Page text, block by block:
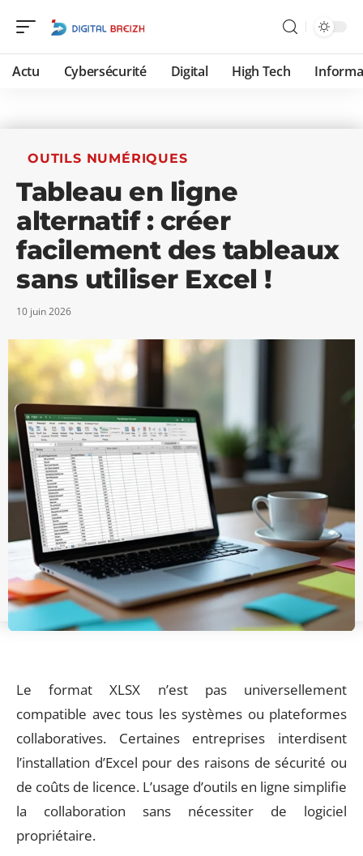
Actu Cybersécurité Digital High Tech
OUTILS NUMÉRIQUES
Tableau en ligne
alternatif : créer
facilement des tableaux
sans utiliser Excel !
10 juin 2026
Le format XLSX n’est pas universellement
compatible avec tous les systèmes ou plateformes
collaboratives. Certaines entreprises interdisent
l’installation d’Excel pour des raisons de sécurité ou
de coûts de licence. L’usage d’outils en ligne simplifie
la collaboration sans nécessiter de logiciel
propriétaire.